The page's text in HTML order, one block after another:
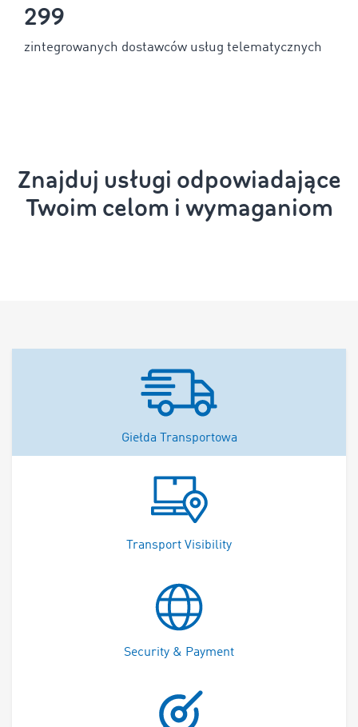
299
zintegrowanych dostawców usług telematycznych
Znajduj usługi odpowiadające
Twoim celom i wymaganiom
Giełda Transportowa
Transport Visibility
Security & Payment